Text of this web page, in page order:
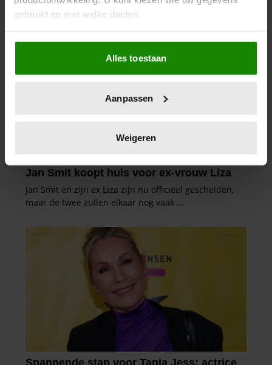
gebruikt en met welke doelen.
Als u het toestaat, willen we ook graag:
Informatie verzamelen over uw geografische
locatie, die tot een paar meter nauwkeurig kan zijn
scannen op specifieke eigenschappen (fingerprinting)
verwerkt en stel uw voorkeuren in het
intrekken in de Cookieverklaring.
We gebruiken cookies om content en advertenties te
personaliseren, om functies voor social media te bieden
informatie over uw gebruik van onze site met onze
partners voor social media, adverteren en analyse. Deze
partners kunnen deze gegevens combineren met andere
informatie die u aan ze heeft verstrekt of die ze hebben
verzameld op basis van uw gebruik van hun services. U
gaat akkoord met onze cookies als u onze website blijft
Alles toestaan
Aanpassen
Weigeren